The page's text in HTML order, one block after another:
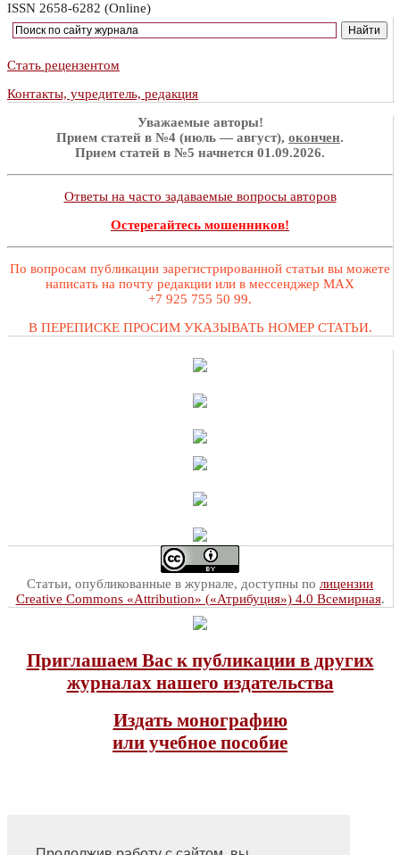
ISSN 2658-6282 (Online)
Стать рецензентом
Контакты, учредитель, редакция
Уважаемые авторы!
Прием статей в №4 (июль — август), окончен.
Прием статей в №5 начнется 01.09.2026.
Ответы на часто задаваемые вопросы авторов
Остерегайтесь мошенников!
По вопросам публикации зарегистрированной статьи вы можете
написать на почту редакции или в мессенджер MAX
+7 925 755 50 99.
В ПЕРЕПИСКЕ ПРОСИМ УКАЗЫВАТЬ НОМЕР СТАТЬИ.
Статьи, опубликованные в журнале, доступны по лицензии
Creative Commons «Attribution» («Атрибуция») 4.0 Всемирная.
Приглашаем Вас к публикации в других
журналах нашего издательства
Издать монографию
или учебное пособие